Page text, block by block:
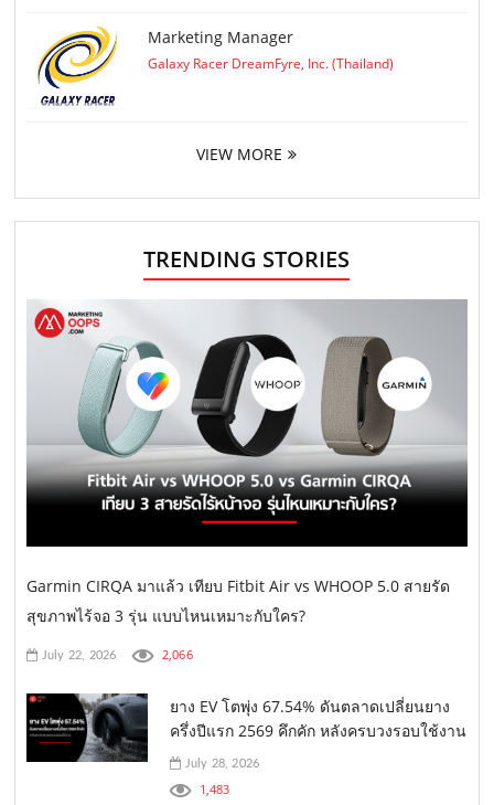
Marketing Manager
Galaxy Racer DreamFyre, Inc. (Thailand)
VIEW MORE
TRENDING STORIES
Garmin CIRQA มาแล้ว เทียบ Fitbit Air vs WHOOP 5.0 สายรัด
สุขภาพไร้จอ 3 รุ่น แบบไหนเหมาะกับใคร?
July 22, 2026 2,066
ยาง EV โตพุ่ง 67.54% ดันตลาดเปลี่ยนยาง
ครึ่งปีแรก 2569 คึกคัก หลังครบวงรอบใช้งาน
July 28, 2026
1,483